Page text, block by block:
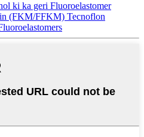
ki ka geri Fluoroelastomer
(FKM/FFKM) Tecnoflon